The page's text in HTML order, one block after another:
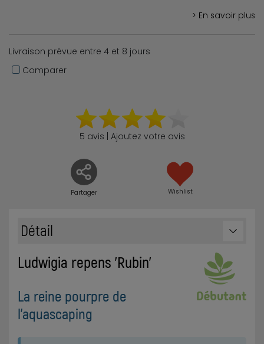
> En savoir plus
Livraison prévue entre 4 et 8 jours
Comparer
Partager
5 avis | Ajoutez votre avis
Wishlist
Détail
Ludwigia repens 'Rubin'
La reine pourpre de
l'aquascaping